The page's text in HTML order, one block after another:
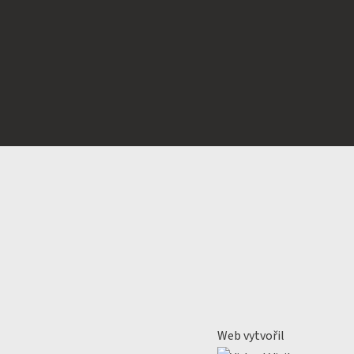
Web vytvořil